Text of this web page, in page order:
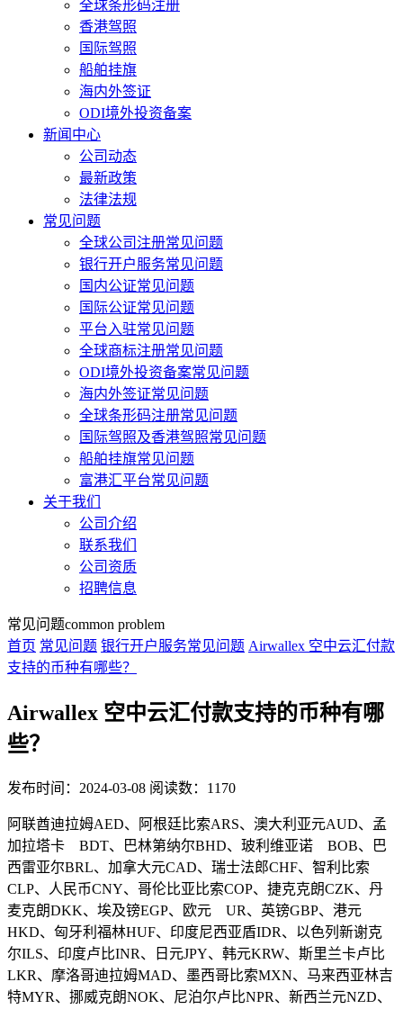
全球条形码注册
香港驾照
国际驾照
船舶挂旗
海内外签证
ODI境外投资备案
新闻中心
公司动态
最新政策
法律法规
常见问题
全球公司注册常见问题
银行开户服务常见问题
国内公证常见问题
国际公证常见问题
平台入驻常见问题
全球商标注册常见问题
ODI境外投资备案常见问题
海内外签证常见问题
全球条形码注册常见问题
国际驾照及香港驾照常见问题
船舶挂旗常见问题
富港汇平台常见问题
关于我们
公司介绍
联系我们
公司资质
招聘信息
常见问题common problem
首页 常见问题 银行开户服务常见问题 Airwallex 空中云汇付款
支持的币种有哪些？
Airwallex 空中云汇付款支持的币种有哪
些？
发布时间：2024-03-08 阅读数：1170
阿联酋迪拉姆AED、阿根廷比索ARS、澳大利亚元AUD、孟
加拉塔卡 BDT、巴林第纳尔BHD、玻利维亚诺 BOB、巴
西雷亚尔BRL、加拿大元CAD、瑞士法郎CHF、智利比索
CLP、人民币CNY、哥伦比亚比索COP、捷克克朗CZK、丹
麦克朗DKK、埃及镑EGP、欧元 UR、英镑GBP、港元
HKD、匈牙利福林HUF、印度尼西亚盾IDR、以色列新谢克
尔ILS、印度卢比INR、日元JPY、韩元KRW、斯里兰卡卢比
LKR、摩洛哥迪拉姆MAD、墨西哥比索MXN、马来西亚林吉
特MYR、挪威克朗NOK、尼泊尔卢比NPR、新西兰元NZD、